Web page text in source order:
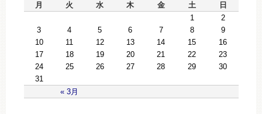
月
火 水 木 金 土 日
« 3月
1
2
3
4 5 6 7 8
9
10
11 12 13 14 15
16
17
18 19 20 21 22
23
24
25 26 27 28 29
30
31